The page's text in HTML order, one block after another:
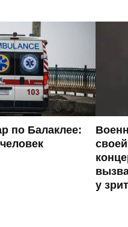
по Балаклее:
у